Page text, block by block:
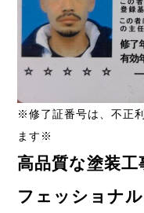
※修了証番号は、不正
ます※
高品質な塗装
フェッショナル